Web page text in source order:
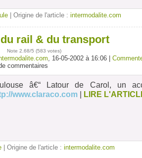
| Origine de l'article : intermodalite.com
rail & du transport
Note 2.68/5 (583 votes)
, 16-05-2002 à 16:06 |
â€“ Latour de Carol, un
www.claraco.com | LIRE
| Origine de l'article : intermodalite.com